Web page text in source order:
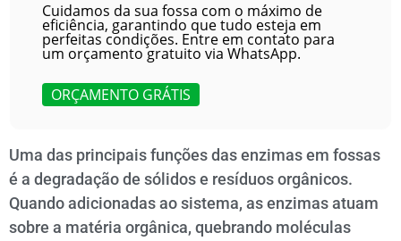
Cuidamos da sua fossa com o máximo de
eficiência, garantindo que tudo esteja em
perfeitas condições. Entre em contato para
um orçamento gratuito via WhatsApp.
ORÇAMENTO GRÁTIS
Uma das principais funções das enzimas em fossas
é a degradação de sólidos e resíduos orgânicos.
Quando adicionadas ao sistema, as enzimas atuam
sobre a matéria orgânica, quebrando moléculas